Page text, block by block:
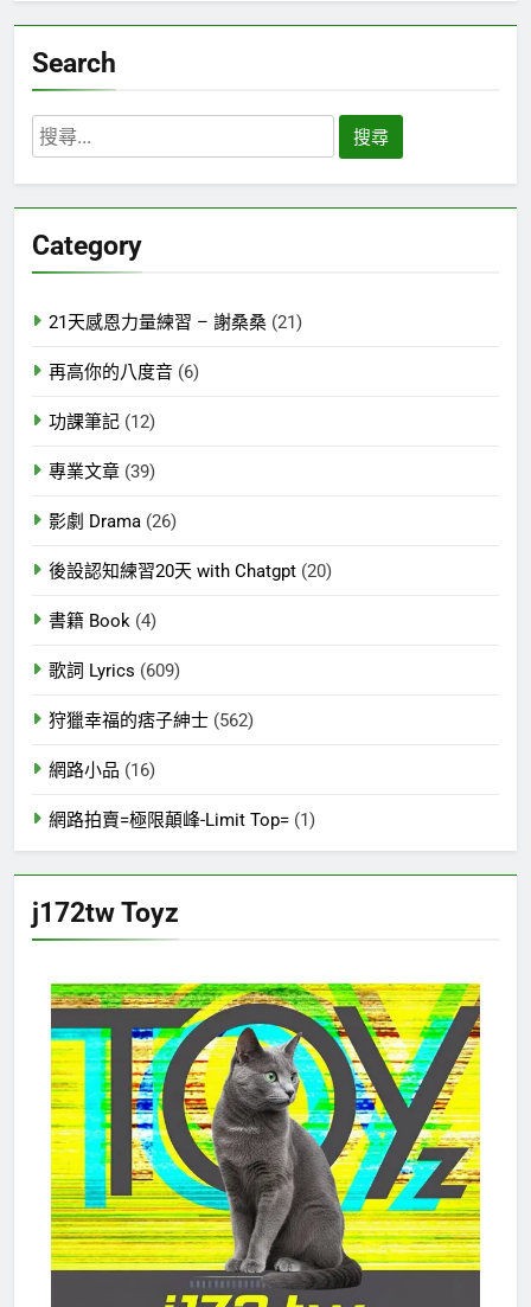
Search
搜
尋
字:
Category
21天感恩力量練習 – 謝桑桑 (21)
再高你的八度音 (6)
功課筆記 (12)
專業文章 (39)
影劇 Drama (26)
後設認知練習20天 with Chatgpt (20)
書籍 Book (4)
歌詞 Lyrics (609)
狩獵幸福的痞子紳士 (562)
網路小品 (16)
網路拍賣=極限顛峰-Limit Top= (1)
j172tw Toyz